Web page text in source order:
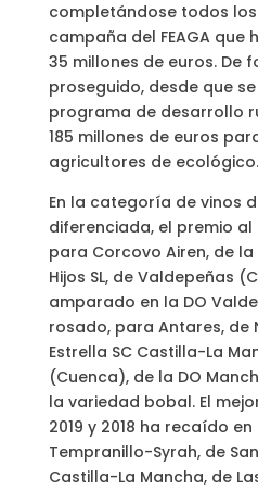
completándose todos
campaña del FEAGA que
35 millones de euros. De
proseguido, desde que
programa de desarrollo
185 millones de euros
agricultores de ecológico.
En la categoría de vinos
diferenciada, el premio
para Corcovo Airen, de
Hijos SL, de Valdepeñas
amparado en la DO
rosado, para Antares, de
Estrella SC Castilla-La
(Cuenca), de la DO
la variedad bobal. El
2019 y 2018 ha recaído
Tempranillo-Syrah, de
Castilla-La Mancha, de